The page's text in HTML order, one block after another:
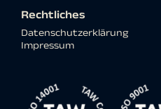
Rechtliches
Datenschutzerklärung
Impressum